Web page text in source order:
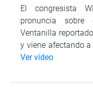
El congresista
pronuncia
Ventanilla
y viene afectando
Ver vídeo